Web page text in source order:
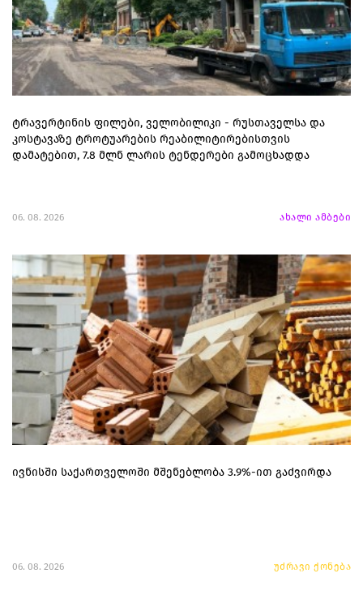
ტრავერტინის ფილები, ველობილიკი - რუსთაველსა და
კოსტავაზე ტროტუარების რეაბილიტირებისთვის
დამატებით, 7.8 მლნ ლარის ტენდერები გამოცხადდა
06. 08. 2026 ახალი ამბები
ივნისში საქართველოში მშენებლობა 3.9%-ით გაძვირდა
06. 08. 2026 უძრავი ქონება